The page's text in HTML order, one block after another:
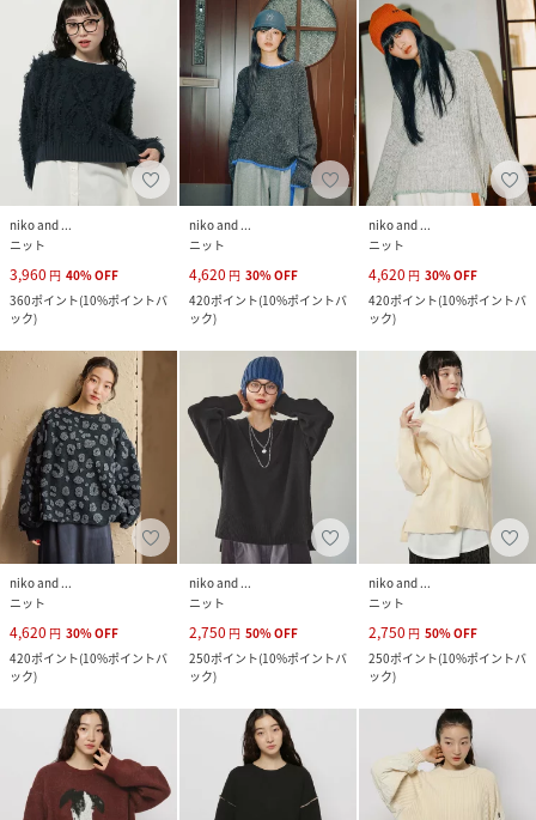
niko and ...
ニット
3,960 円 40%OFF
360ポイント(10%ポイントバ
ック)
niko and ...
ニット
4,620 円 30%OFF
420ポイント(10%ポイントバ
ック)
niko and ...
ニット
4,620 円 30%OFF
420ポイント(10%ポイントバ
ック)
niko and ...
ニット
4,620 円 30%OFF
420ポイント(10%ポイントバ
ック)
niko and ...
ニット
2,750 円 50%OFF
250ポイント(10%ポイントバ
ック)
niko and ...
ニット
2,750 円 50%OFF
250ポイント(10%ポイントバ
ック)